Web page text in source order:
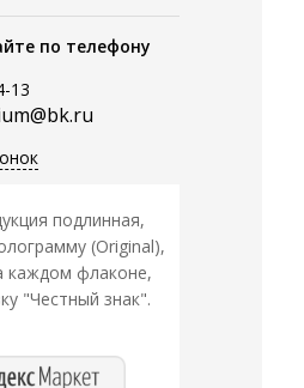
по телефону
13
подлинная,
(Original),
каждом флаконе,
"Честный знак".